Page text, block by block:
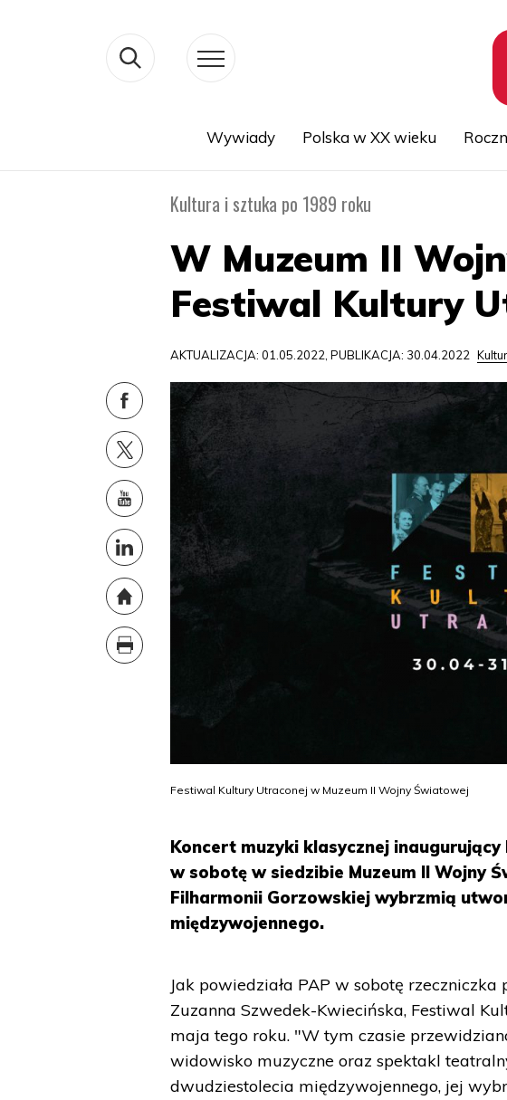
Wywiady Polska w XX wieku
Kultura i sztuka po 1989 roku
W Muzeum II
Festiwal Kultury
AKTUALIZACJA: 01.05.2022, PUBLIKACJA: 30.04.2022
Festiwal Kultury Utraconej w Muzeum II Wojny Światowej
Koncert muzyki klasycznej
w sobotę w siedzibie Muzeum II Wojny
Filharmonii Gorzowskiej wybrzmią
międzywojennego.
Jak powiedziała PAP w sobotę
Zuzanna Szwedek-Kwiecińska, Festiwal
maja tego roku. "W tym czasie
widowisko muzyczne oraz spektakl
dwudziestolecia międzywojennego, jej